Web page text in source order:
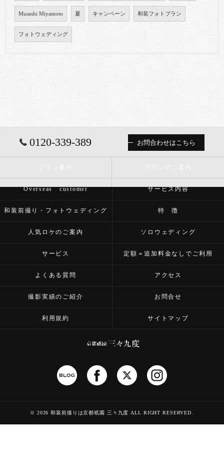
Musashi Miyamoto 夏 キャンペーン 和装フォトプラン
フォトウェディング
0120-339-389 お問合わせはこちら
Overseas customer サービス内容
和装前撮り・フォトウェディング 特 徴
人気ロケのご案内 ソロウェディング
サービス 定額＝追加料金なしでご利用
よくある質問 アクセス
撮影実績のご紹介 お問合せ
利用規約 サイトマップ
© 2026 和装前撮りは京都祇園 三々九度 ALL RIGHT RESERVED.